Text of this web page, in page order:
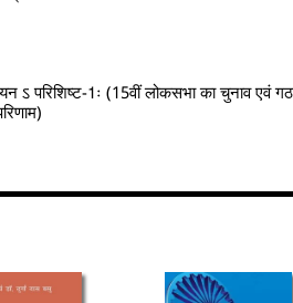
परिशिष्ट-1ः (15वीं लोकसभा का चुनाव एवं